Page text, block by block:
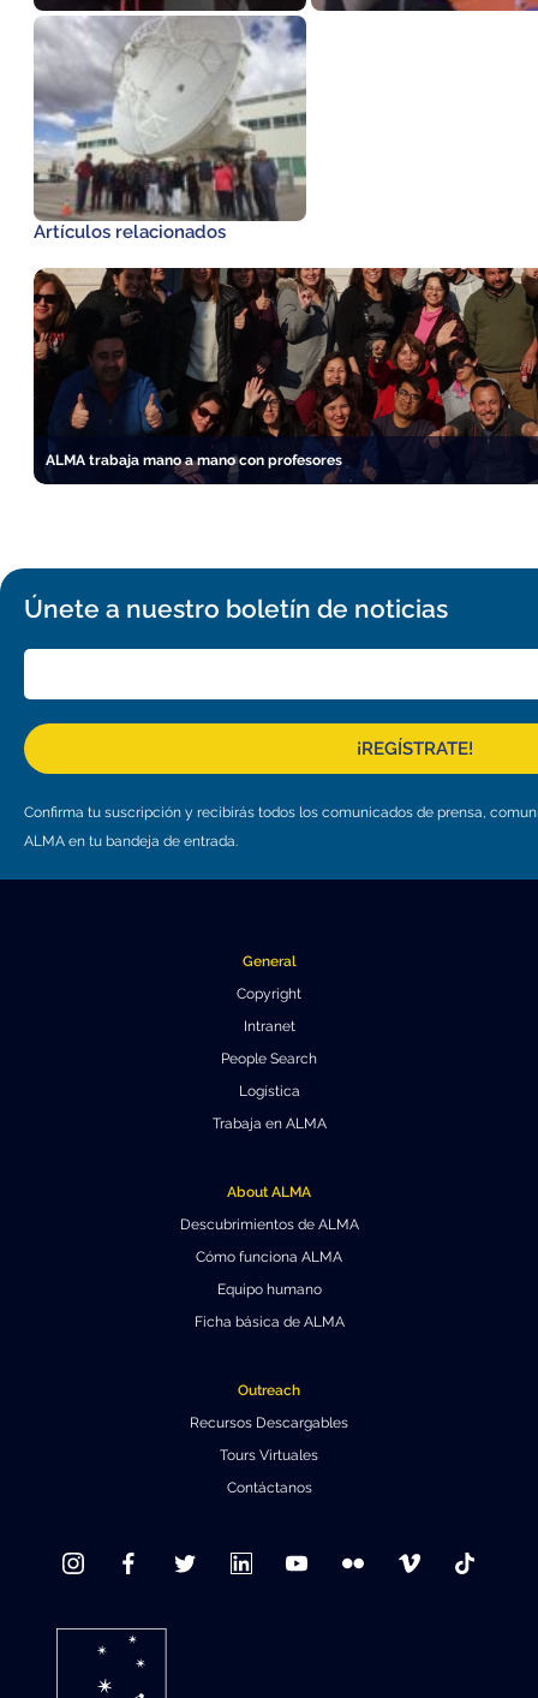
Artículos relacionados
ALMA trabaja mano a mano con profesores
Únete a nuestro boletín de noticias
¡REGÍSTRATE!
Confirma tu suscripción y recibirás todos los comunicados de prensa,
ALMA en tu bandeja de entrada.
General
Copyright
Intranet
People Search
Logística
Trabaja en ALMA
About ALMA
Descubrimientos de ALMA
Cómo funciona ALMA
Equipo humano
Ficha básica de ALMA
Outreach
Recursos Descargables
Tours Virtuales
Contáctanos